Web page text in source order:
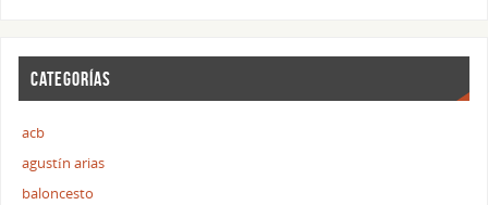
CATEGORÍAS
acb
agustín arias
baloncesto